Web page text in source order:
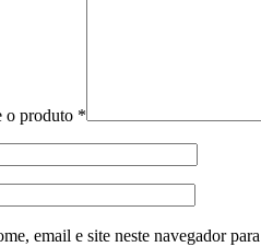
o produto *
email e site neste navegador